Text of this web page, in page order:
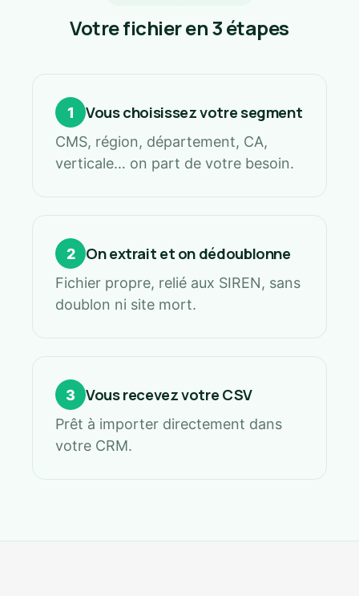
Votre fichier en 3 étapes
1 Vous choisissez votre segment
CMS, région, département, CA,
verticale… on part de votre besoin.
2 On extrait et on dédoublonne
Fichier propre, relié aux SIREN, sans
doublon ni site mort.
3 Vous recevez votre CSV
Prêt à importer directement dans
votre CRM.